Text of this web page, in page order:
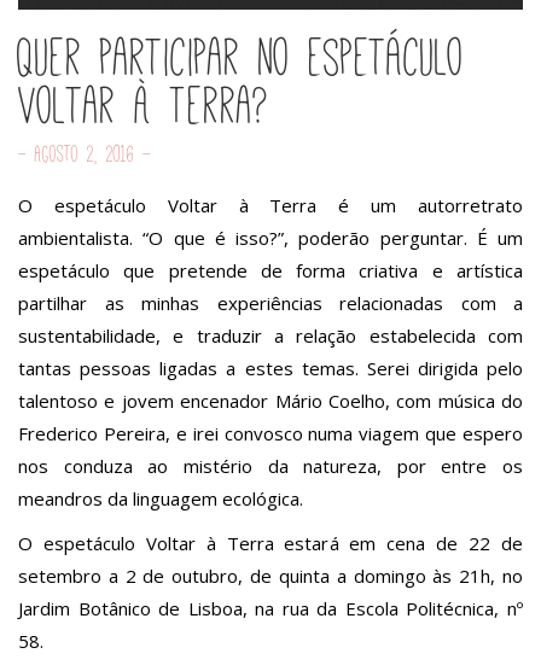
Quer participar no espetáculo
Voltar à Terra?
- Agosto 2, 2016 -
O espetáculo Voltar à Terra é um autorretrato
ambientalista. “O que é isso?”, poderão perguntar. É um
espetáculo que pretende de forma criativa e artística
partilhar as minhas experiências relacionadas com a
sustentabilidade, e traduzir a relação estabelecida com
tantas pessoas ligadas a estes temas. Serei dirigida pelo
talentoso e jovem encenador Mário Coelho, com música do
Frederico Pereira, e irei convosco numa viagem que espero
nos conduza ao mistério da natureza, por entre os
meandros da linguagem ecológica.
O espetáculo Voltar à Terra estará em cena de 22 de
setembro a 2 de outubro, de quinta a domingo às 21h, no
Jardim Botânico de Lisboa, na rua da Escola Politécnica, nº
58.